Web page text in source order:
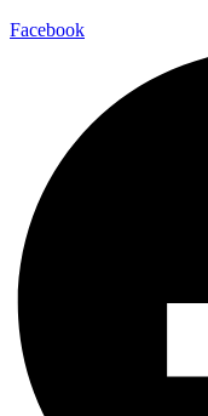
Facebook